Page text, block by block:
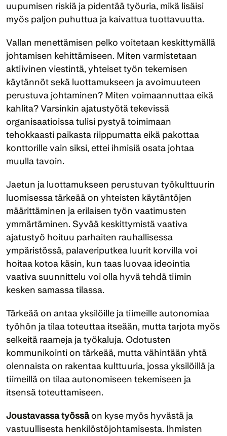
uupumisen riskiä ja pidentää työuria, mikä lisäisi
myös paljon puhuttua ja kaivattua tuottavuutta.
Vallan menettämisen pelko voitetaan keskittymällä
johtamisen kehittämiseen. Miten varmistetaan
aktiivinen viestintä, yhteiset työn tekemisen
käytännöt sekä luottamukseen ja avoimuuteen
perustuva johtaminen? Miten voimaannuttaa eikä
kahlita? Varsinkin ajatustyötä tekevissä
organisaatioissa tulisi pystyä toimimaan
tehokkaasti paikasta riippumatta eikä pakottaa
konttorille vain siksi, ettei ihmisiä osata johtaa
muulla tavoin.
Jaetun ja luottamukseen perustuvan työkulttuurin
luomisessa tärkeää on yhteisten käytäntöjen
määrittäminen ja erilaisen työn vaatimusten
ymmärtäminen. Syvää keskittymistä vaativa
ajatustyö hoituu parhaiten rauhallisessa
ympäristössä, palaveriputkea luurit korvilla voi
hoitaa kotoa käsin, kun taas luovaa ideointia
vaativa suunnittelu voi olla hyvä tehdä tiimin
kesken samassa tilassa.
Tärkeää on antaa yksilöille ja tiimeille autonomiaa
työhön ja tilaa toteuttaa itseään, mutta tarjota myös
selkeitä raameja ja työkaluja. Odotusten
kommunikointi on tärkeää, mutta vähintään yhtä
olennaista on rakentaa kulttuuria, jossa yksilöillä ja
tiimeillä on tilaa autonomiseen tekemiseen ja
itsensä toteuttamiseen.
Joustavassa työssä on kyse myös hyvästä ja
vastuullisesta henkilöstöjohtamisesta. Ihmisten